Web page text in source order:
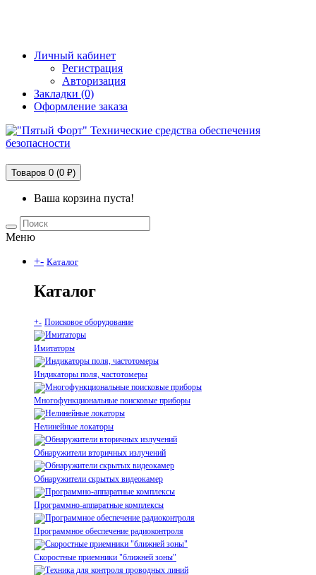
Личный кабинет
Регистрация
Авторизация
Закладки (0)
Оформление заказа
Товаров 0 (0 ₽)
Ваша корзина пуста!
Меню
+- Каталог
Каталог
+- Поисковое оборудование
Имитаторы
Индикаторы поля, частотомеры
Многофункциональные поисковые приборы
Нелинейные локаторы
Обнаружители вторичных излучений
Обнаружители скрытых видеокамер
Программно-аппаратные комплексы
Программное обеспечение радиоконтроля
Скоростные приемники "ближней зоны"